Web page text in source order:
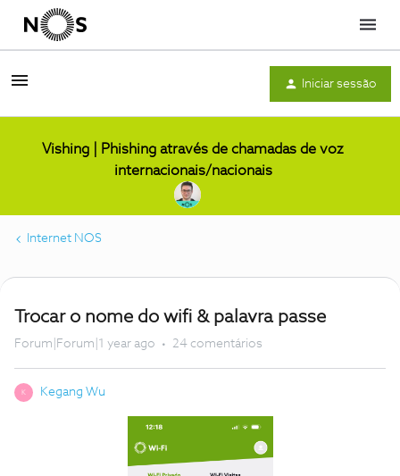
Menu
Iniciar sessão
Vishing | Phishing através de chamadas de voz
internacionais/nacionais
Internet NOS
Trocar o nome do wifi & palavra passe
Forum|Forum|1 year ago 24 comentários
K Kegang Wu